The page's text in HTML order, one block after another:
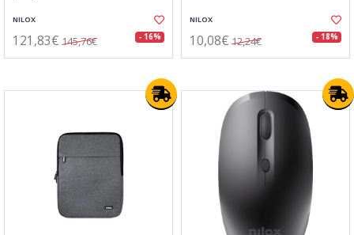
NILOX
121,83€ 145,76€ - 16%
NILOX
10,08€ 12,24€ - 18%